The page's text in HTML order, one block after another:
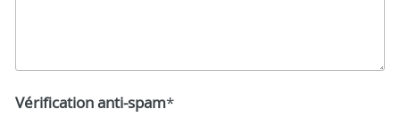
Vérification anti-spam*